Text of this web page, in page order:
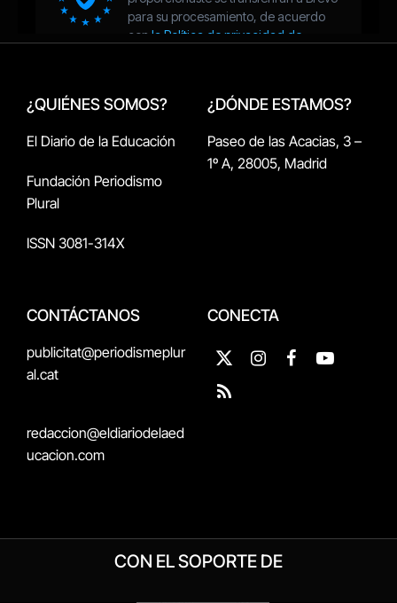
¿QUIÉNES SOMOS?
El Diario de la Educación
Fundación Periodismo
Plural
ISSN 3081-314X
¿DÓNDE ESTAMOS?
Paseo de las Acacias, 3 –
1º A, 28005, Madrid
CONTÁCTANOS
publicitat@periodismeplur
al.cat
redaccion@eldiariodelaed
ucacion.com
CONECTA
X
(Twitter)
InstagramFacebookYouTube
RSS
CON EL SOPORTE DE